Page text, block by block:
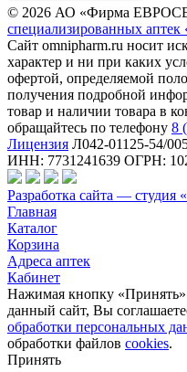
© 2026 АО «Фирма
специализированных
Сайт omnipharm.ru носит
характер и ни при каких
офертой, определяемой
получения подробной
товар и наличии товара в
обращайтесь по телефону 8
Лицензия Л042-01125-54/
ИНН: 7731241639 ОГРН:
Разработка сайта — студия
Главная
Каталог
Корзина
Адреса аптек
Кабинет
Нажимая кнопку «Принять»
данный сайт, Вы
обработки персональных
обработки файлов cookies.
Принять